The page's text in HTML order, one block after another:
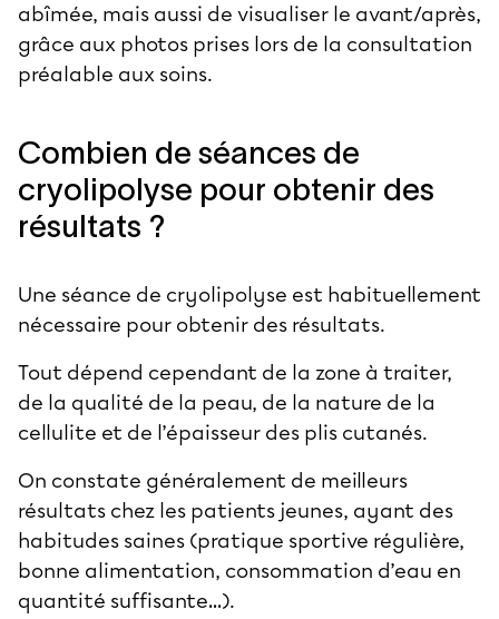
abîmée, mais aussi de visualiser le avant/après,
grâce aux photos prises lors de la consultation
préalable aux soins.
Combien de séances de
cryolipolyse pour obtenir des
résultats ?
Une séance de cryolipolyse est habituellement
nécessaire pour obtenir des résultats.
Tout dépend cependant de la zone à traiter,
de la qualité de la peau, de la nature de la
cellulite et de l’épaisseur des plis cutanés.
On constate généralement de meilleurs
résultats chez les patients jeunes, ayant des
habitudes saines (pratique sportive régulière,
bonne alimentation, consommation d’eau en
quantité suffisante…).